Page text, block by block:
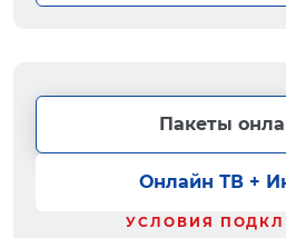
Пакеты
Онлайн ТВ +
УСЛОВИЯ